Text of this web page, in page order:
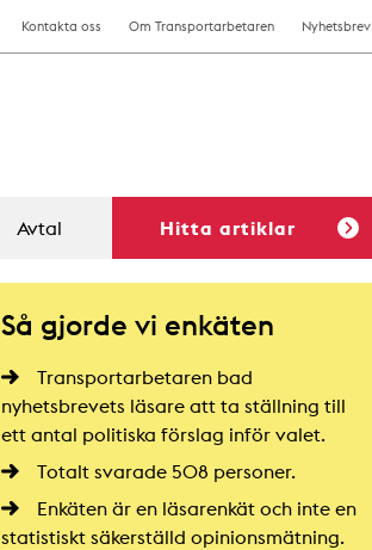
Kontakta oss Om Transportarbetaren Nyhetsbrev
Avtal Hitta artiklar
Så gjorde vi enkäten
Transportarbetaren bad
nyhetsbrevets läsare att ta ställning till
ett antal politiska förslag inför valet.
Totalt svarade 508 personer.
Enkäten är en läsarenkät och inte en
statistiskt säkerställd opinionsmätning.